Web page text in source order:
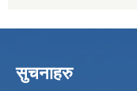
सुचनाहरु